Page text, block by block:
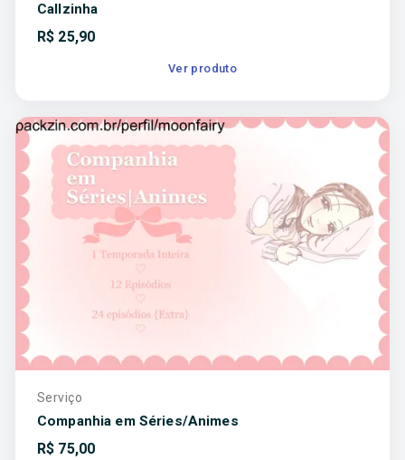
Callzinha
R$ 25,90
Ver produto
Serviço
Companhia em Séries/Animes
R$ 75,00